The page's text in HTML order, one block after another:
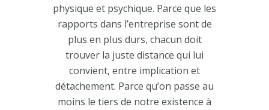
physique et psychique. Parce que les
rapports dans l’entreprise sont de
plus en plus durs, chacun doit
trouver la juste distance qui lui
convient, entre implication et
détachement. Parce qu’on passe au
moins le tiers de notre existence à